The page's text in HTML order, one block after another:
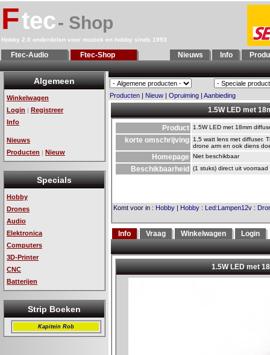
Ftec- Shop
Hobby 2.0 onderdelen voor muziek en hobby sinds 1993
Ftec-Audio Ftec-Shop Nieuws Info
Algemeen
Winkelwagen
Login | Registreer
Info
Nieuws
Producten | Nieuw
Specials
Hobby
Drones
Audio
Elektronica
Computers
3D-Printer
CNC
Batterijen
Strip Boeken
Kapitein Rob
Producten | Nieuw | Opruiming | Aanbieding
1.5W LED met
Product 1.5W LED met 18mm
korte omschrijving
1,5 watt lens met diffuser.
drone arm en ook diens
Homepage Niet beschikbaar
Beschikbaarheid (1 stuks) direct uit voorraad
Komt voor in : Hobby | Hobby : Led:Lampen12v :
Info Vraag Winkelwagen Login